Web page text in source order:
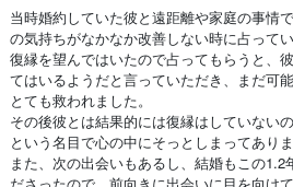
当時婚約していた彼と遠距離や家庭の事情
の気持ちがなかなか改善しない時に占ってい
復縁を望んではいたので占ってもらうと、
てはいるようだと言っていただき、まだ可
とても救われました。
その後彼とは結果的には復縁はしていない
という名目で心の中にそっとしまってあり
また、次の出会いもあるし、結婚もこの1.2